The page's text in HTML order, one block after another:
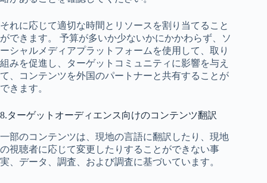
それに応じて適切な時間とリソースを割り当てること
ができます。 予算が多いか少ないかにかかわらず、ソ
ーシャルメディアプラットフォームを使用して、取り
組みを促進し、ターゲットコミュニティに影響を与え
て、コンテンツを外国のパートナーと共有することが
できます。
8.ターゲットオーディエンス向けのコンテンツ翻訳
一部のコンテンツは、現地の言語に翻訳したり、現地
の視聴者に応じて変更したりすることができない事
実、データ、調査、および調査に基づいています。